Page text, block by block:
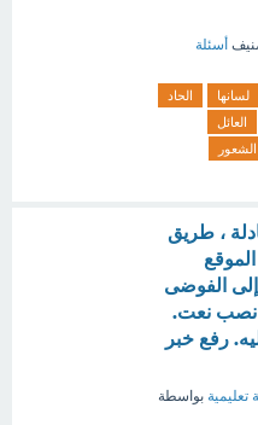
أسئلة
لسانها
الحاد
العائل
الشعور
، طريق
إلى الفوضى
نصب نعت.
رفع خبر
تعليمية بواسطة